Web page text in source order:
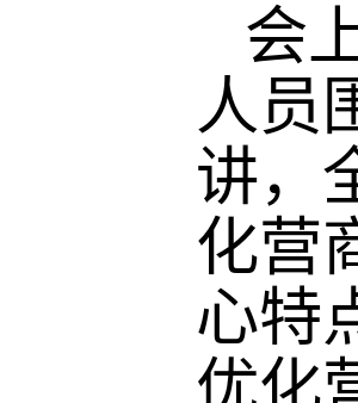
会
人员
讲，
化营
心特
优化